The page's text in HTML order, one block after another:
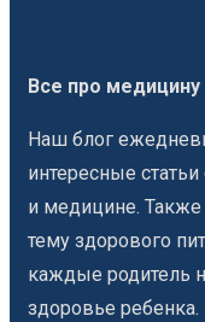
Все про
Наш блог
интересные
и медицине. Также
тему здорового
каждые родитель
здоровье ребенка.